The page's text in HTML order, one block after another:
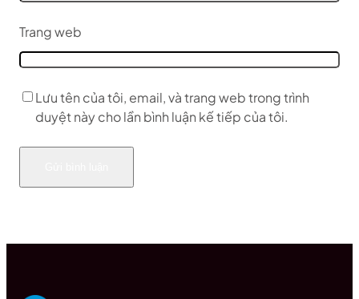
Trang web
Lưu tên của tôi, email, và trang web trong trình
duyệt này cho lần bình luận kế tiếp của tôi.